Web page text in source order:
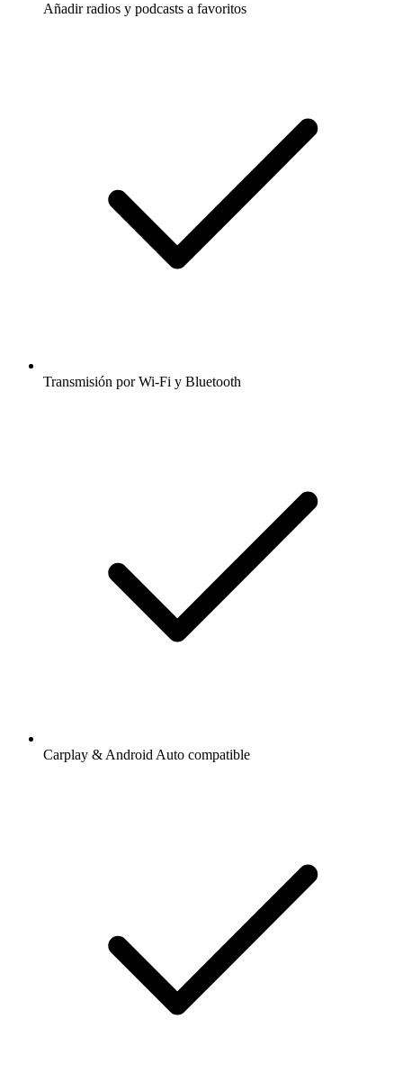
Añadir radios y podcasts a favoritos
Transmisión por Wi-Fi y Bluetooth
Carplay & Android Auto compatible